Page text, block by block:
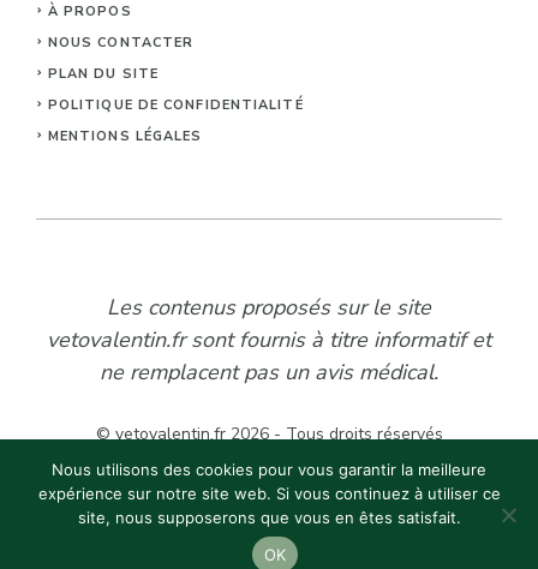
À PROPOS
NOUS CONTACTER
PLAN DU SITE
POLITIQUE DE CONFIDENTIALITÉ
MENTIONS LÉGALES
Les contenus proposés sur le site
vetovalentin.fr sont fournis à titre informatif et
ne remplacent pas un avis médical.
© vetovalentin.fr 2026 - Tous droits réservés
Nous utilisons des cookies pour vous garantir la meilleure
expérience sur notre site web. Si vous continuez à utiliser ce
site, nous supposerons que vous en êtes satisfait.
OK